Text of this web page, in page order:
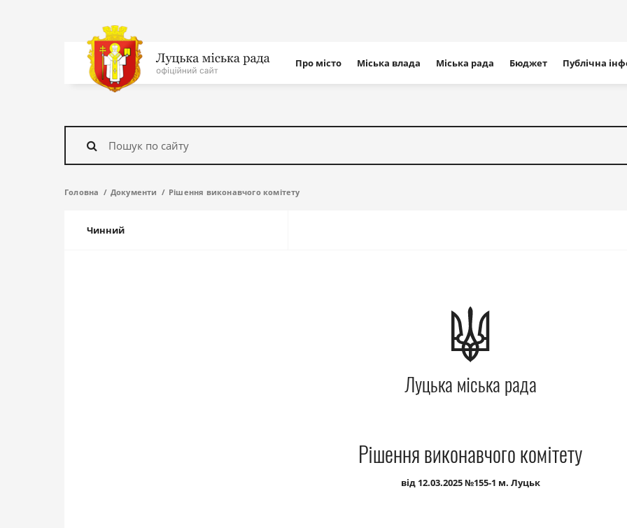
На
головну
сайту
Про місто Міська влада Міська рада Бюджет Публічна
Знайти
Головна Документи Рішення виконавчого комітету
Чинний
Луцька міська рада
Рішення виконавчого комітету
від 12.03.2025 №155-1 м. Луцьк